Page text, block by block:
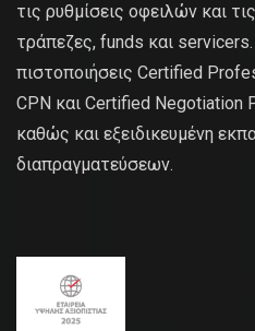
τις ρυθμίσεις οφειλών και
τράπεζες, funds και
πιστοποιήσεις Certified
CPN και Certified Negotiation
καθώς και εξειδικευμένη
διαπραγματεύσεων.